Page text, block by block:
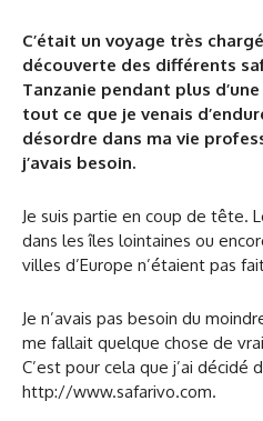
C’était un voyage très
découverte des différents
Tanzanie pendant plus
tout ce que je venais
désordre dans ma vie
j’avais besoin.
Je suis partie en coup de tête.
dans les îles lointaines ou
villes d’Europe n’étaient pas
Je n’avais pas besoin du
me fallait quelque chose de
C’est pour cela que j’ai décidé
http://www.safarivo.com.